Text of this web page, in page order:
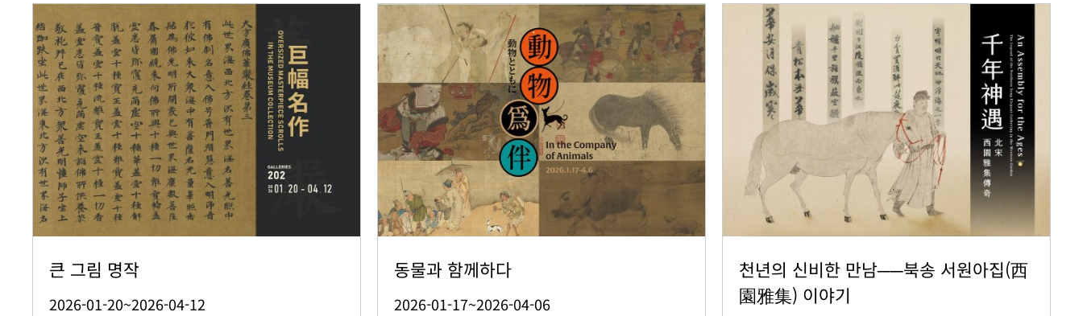
큰 그림 명작
2026-01-20~2026-04-12
동물과 함께하다
2026-01-17~2026-04-06
천년의 신비한 만남──북송 서원아집(西
園雅集) 이야기